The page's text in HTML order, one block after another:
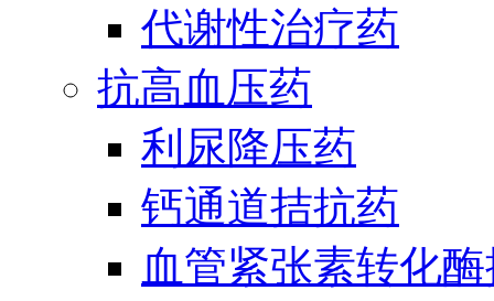
代谢性治疗药
抗高血压药
利尿降压药
钙通道拮抗药
血管紧张素转化